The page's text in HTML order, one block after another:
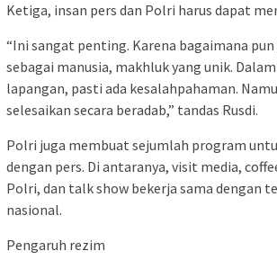
Ketiga, insan pers dan Polri harus dapat
“Ini sangat penting. Karena bagaimana
sebagai manusia, makhluk yang unik.
lapangan, pasti ada kesalahpahaman.
selesaikan secara beradab,” tandas Rusdi.
Polri juga membuat sejumlah program
dengan pers. Di antaranya, visit media,
Polri, dan talk show bekerja sama dengan
nasional.
Pengaruh rezim